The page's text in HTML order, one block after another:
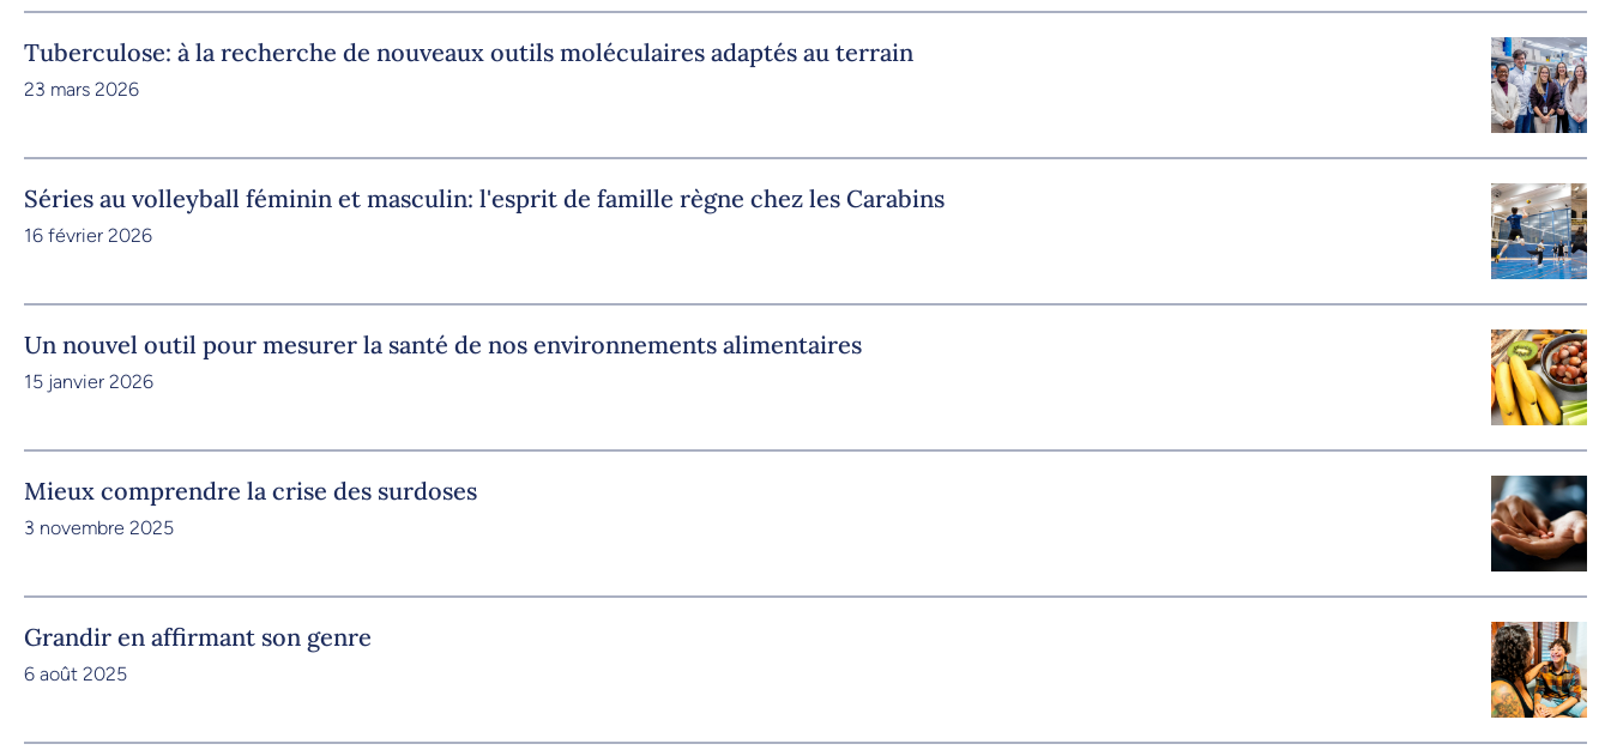
Tuberculose: à la recherche de nouveaux outils moléculaires adaptés au terrain
23 mars 2026
Séries au volleyball féminin et masculin: l'esprit de famille règne chez les Carabins
16 février 2026
Un nouvel outil pour mesurer la santé de nos environnements alimentaires
15 janvier 2026
Mieux comprendre la crise des surdoses
3 novembre 2025
Grandir en affirmant son genre
6 août 2025